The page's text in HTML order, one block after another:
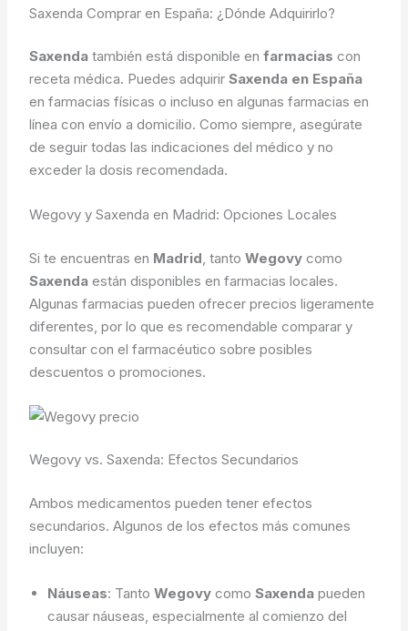
Saxenda Comprar en España: ¿Dónde Adquirirlo?
Saxenda también está disponible enfarmacias con
receta médica. Puedes adquirirSaxenda en España
en farmacias físicas o incluso en algunas farmacias en
línea con envío a domicilio. Como siempre, asegúrate
de seguir todas las indicaciones del médico y no
exceder la dosis recomendada.
Wegovy y Saxenda en Madrid: Opciones Locales
Si te encuentras en Madrid , tantoWegovy como
Saxenda están disponibles en farmacias locales.
Algunas farmacias pueden ofrecer precios ligeramente
diferentes, por lo que es recomendable comparar y
consultar con el farmacéutico sobre posibles
descuentos o promociones.
Wegovy vs. Saxenda: Efectos Secundarios
Ambos medicamentos pueden tener efectos
secundarios. Algunos de los efectos más comunes
incluyen:
Náuseas: TantoWegovy comoSaxenda pueden
causar náuseas, especialmente al comienzo del